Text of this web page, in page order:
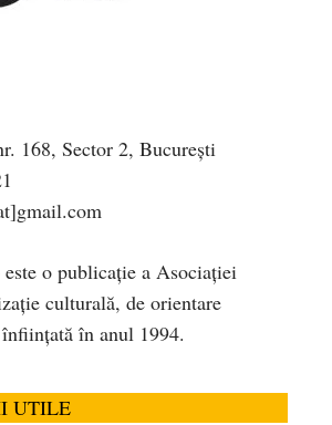
168, Sector 2, București
o publicaţie a Asociaţiei
culturală, de orientare
în anul 1994.
UTILE